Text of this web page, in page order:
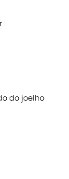
do joelho